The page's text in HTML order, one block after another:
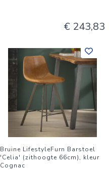
€ 243,83
Bruine LifestyleFurn Barstoel
'Celia' (zithoogte 66cm), kleur
Cognac